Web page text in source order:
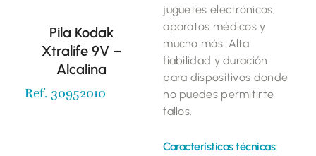
Pila Kodak
Xtralife 9V –
Alcalina
Ref. 30952010
juguetes electrónicos,
aparatos médicos y
mucho más. Alta
fiabilidad y duración
para dispositivos donde
no puedes permitirte
fallos.
Características técnicas: